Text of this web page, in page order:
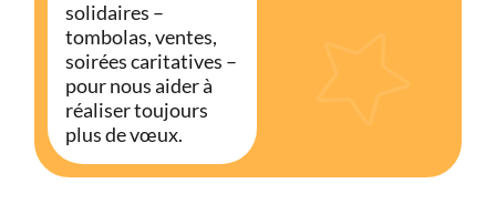
solidaires –
tombolas, ventes,
soirées caritatives –
pour nous aider à
réaliser toujours
plus de vœux.